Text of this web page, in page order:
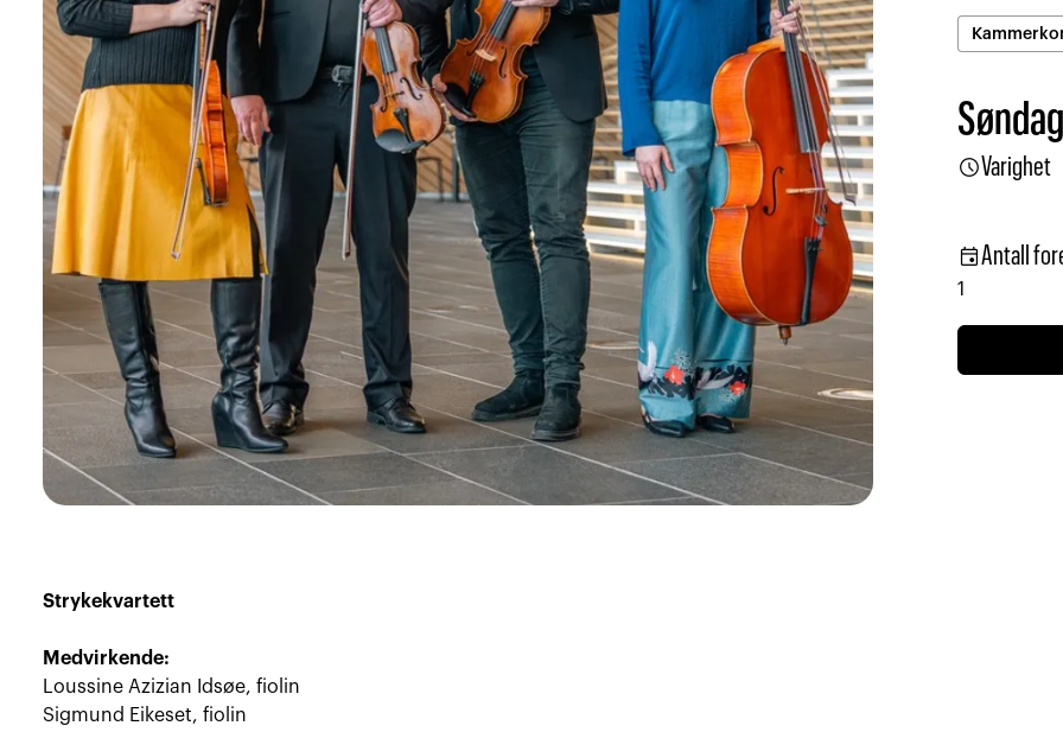
scheduleVarighet
eventAntall
1
Strykekvartett
Medvirkende:
Loussine Azizian Idsøe, fiolin
Sigmund Eikeset, fiolin